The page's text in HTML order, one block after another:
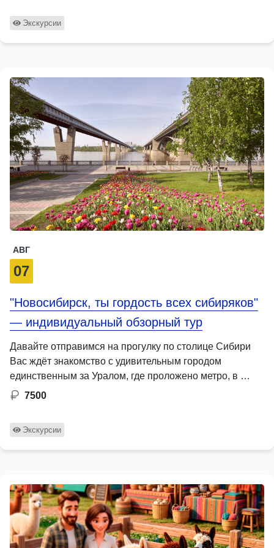
Экскурсии
АВГ
07
"Новосибирск, ты гордость всех сибиряков"
— индивидуальный обзорный тур
Давайте отправимся на прогулку по столице Сибири
Вас ждёт знакомство с удивительным городом
единственным за Уралом, где проложено метро, в …
7500
Экскурсии